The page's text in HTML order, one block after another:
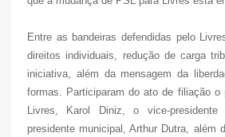
Entre as bandeiras defendidas pelo
direitos individuais, redução de carga
iniciativa, além da mensagem da
formas. Participaram do ato de filiação o
Livres, Karol Diniz, o vice-
presidente municipal, Arthur Dutra, além